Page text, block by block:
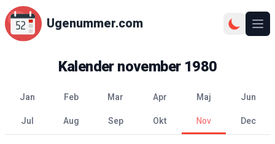
Ugenummer.com
Kalendernovember 1980
jan feb mar apr maj
jun
jul
aug sep okt nov dec